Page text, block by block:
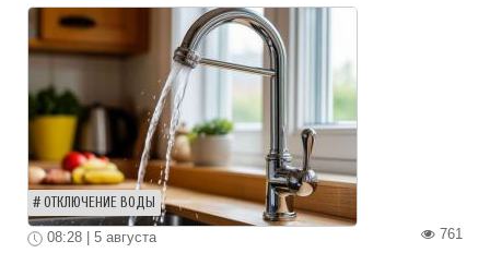
ОТКЛЮЧЕНИЕ ВОДЫ
761
08:28 | 5 августа